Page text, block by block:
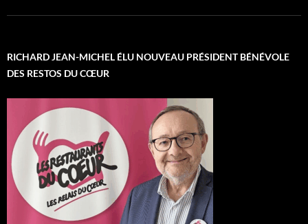
RICHARD JEAN-MICHEL ÉLU NOUVEAU PRÉSIDENT BÉNÉVOLE
DES RESTOS DU CŒUR